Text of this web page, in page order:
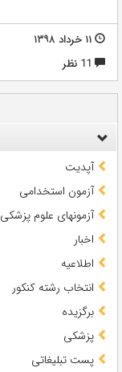
۱۱ خرداد ۱۳۹۸
11 نظر
آپدیت
آزمون استخدامی
آزمونهای علوم پزشکی
اخبار
اطلاعیه
انتخاب رشته کنکور
برگزیده
پزشکی
پست تبلیغاتی